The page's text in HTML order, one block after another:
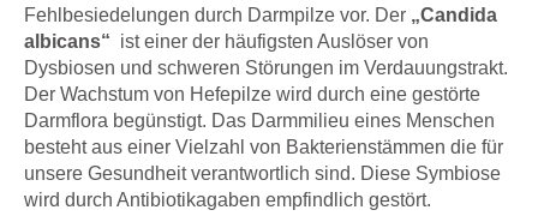
Fehlbesiedelungen durch Darmpilze vor. Der „Candida
albicans“ ist einer der häufigsten Auslöser von
Dysbiosen und schweren Störungen im Verdauungstrakt.
Der Wachstum von Hefepilze wird durch eine gestörte
Darmflora begünstigt. Das Darmmilieu eines Menschen
besteht aus einer Vielzahl von Bakterienstämmen die für
unsere Gesundheit verantwortlich sind. Diese Symbiose
wird durch Antibiotikagaben empfindlich gestört.